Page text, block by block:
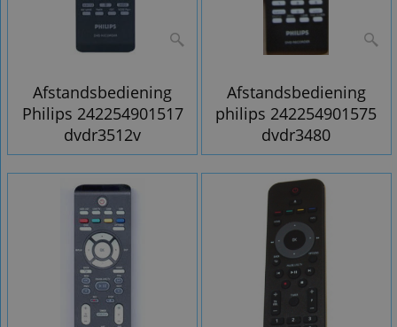
Afstandsbediening
Philips 242254901517
dvdr3512v
Afstandsbediening
philips 242254901575
dvdr3480